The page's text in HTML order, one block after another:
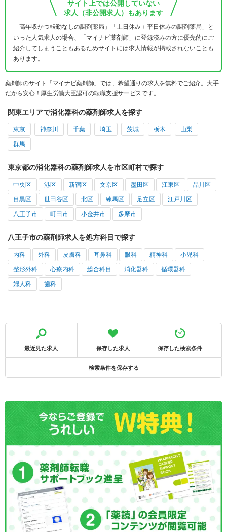
サイト上では公開していない
求人（非公開求人）もあります
「高年収かつ転勤なしの調剤薬局」「土日休み＋平日休みの調剤薬局」と
いった人気求人の場合、「マイナビ薬剤師」に登録済みの方に優先的にご
紹介してしまうこともあるためサイトには求人情報が掲載されないことも
あります。
薬剤師のサイト「マイナビ薬剤師」では、希望通りの求人を無料でご紹介。大手
だから安心！厚生労働大臣認可の転職支援サービスです。
関東エリアで消化器科の薬剤師求人を探す
東京 神奈川 千葉 埼玉 茨城 栃木 山梨
群馬
東京都の消化器科の薬剤師求人を市区町村で探す
中央区 港区 新宿区 文京区 墨田区 江東区 品川区
目黒区 世田谷区 北区 練馬区 足立区 江戸川区
八王子市 町田市 小金井市 多摩市
八王子市の薬剤師求人を処方科目で探す
内科 外科 皮膚科 耳鼻科 眼科 精神科 小児科
整形外科 心療内科 総合科目 消化器科 循環器科
婦人科 歯科
最近見た求人 保存した求人 保存した検索条件
検索条件を保存する